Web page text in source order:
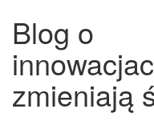
Blog o
zmieniają